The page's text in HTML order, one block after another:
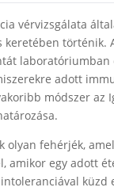
vérvizsgálata
keretében történik.
laboratóriumban
adott
módszer az
olyan fehérjék,
amikor egy adott
küzd